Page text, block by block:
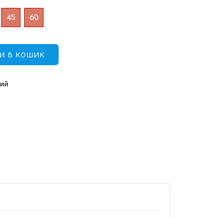
45 60
В КОШИК